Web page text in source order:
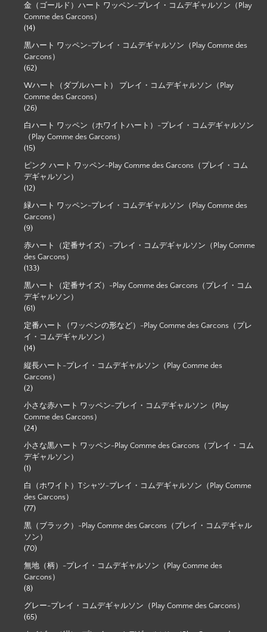
金（ゴールド）ハート ワッペン-プレイ・コムデギャルソン（Play
Comme des Garcons）
(14)
黒ハート ワッペン-プレイ・コムデギャルソン（Play Comme des
Garcons）
(62)
Wハート（ダブルハート） プレイ・コムデギャルソン（Play
Comme des Garcons）
(26)
白ハート ワッペン（ホワイトハート）-プレイ・コムデギャルソン
（Play Comme des Garcons）
(15)
ピンク ハート ワッペン-Play Comme des Garcons（プレイ・コム
デギャルソン）
(12)
緑ハート ワッペン-プレイ・コムデギャルソン（Play Comme des
Garcons）
(9)
赤ハート（定番サイズ）-プレイ・コムデギャルソン（Play Comme
des Garcons）
(133)
黒ハート（定番サイズ）-Play Comme des Garcons（プレイ・コム
デギャルソン）
(61)
定番ハート（ワッペンの形など）-Play Comme des Garcons（プレ
イ・コムデギャルソン）
(14)
縦長ハート-プレイ・コムデギャルソン（Play Comme des
Garcons）
(2)
小さな赤ハート ワッペン-プレイ・コムデギャルソン（Play
Comme des Garcons）
(24)
小さな黒ハート ワッペン-Play Comme des Garcons（プレイ・コム
デギャルソン）
(1)
白（ホワイト）Tシャツ-プレイ・コムデギャルソン（Play Comme
des Garcons）
(77)
黒（ブラック）-Play Comme des Garcons（プレイ・コムデギャル
ソン）
(70)
無地（柄）-プレイ・コムデギャルソン（Play Comme des
Garcons）
(8)
グレー-プレイ・コムデギャルソン（Play Comme des Garcons）
(65)